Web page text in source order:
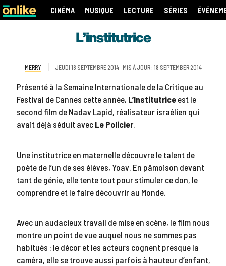
CINÉMA MUSIQUE LECTURE SÉRIES
L’institutrice
MERRY JEUDI 18 SEPTEMBRE 2014 · MIS À JOUR : 18 SEPTEMBER 2014
Présenté à la Semaine Internationale de la Critique au
Festival de Cannes cette année, L’Institutriceest le
second film de Nadav Lapid, réalisateur israélien qui
avait déjà séduit avec Le Policier.
Une institutrice en maternelle découvre le talent de
poète de l’un de ses élèves, Yoav. En pâmoison devant
tant de génie, elle tente tout pour stimuler ce don, le
comprendre et le faire découvrir au Monde.
Avec un audacieux travail de mise en scène, le film nous
montre un point de vue auquel nous ne sommes pas
habitués : le décor et les acteurs cognent presque la
caméra, elle se trouve aussi parfois à hauteur d’enfant,